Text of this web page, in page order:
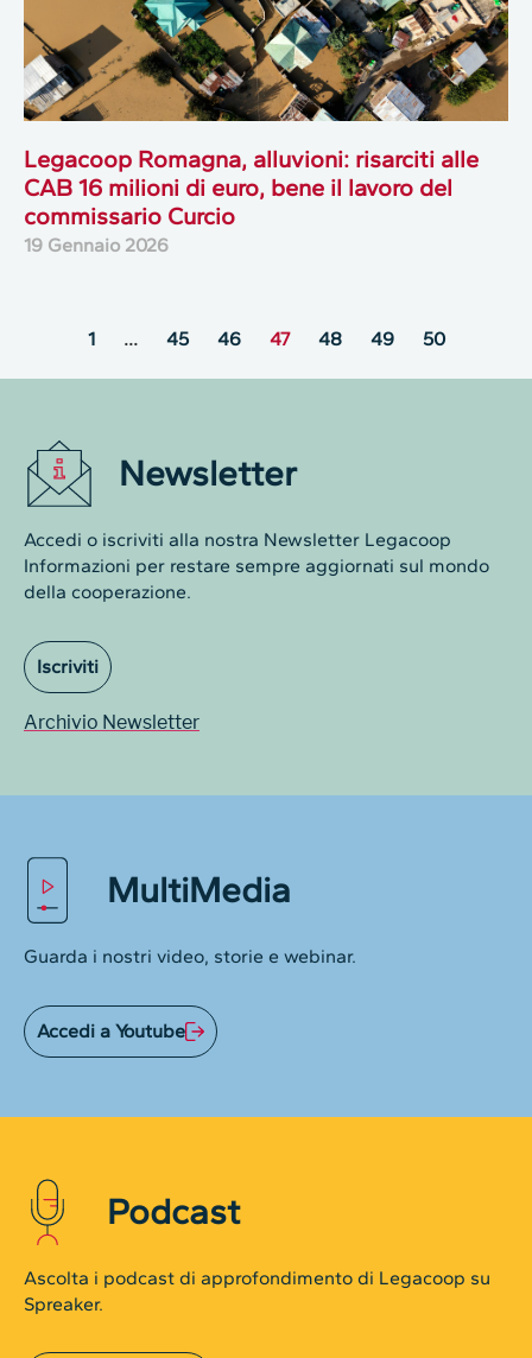
Legacoop Romagna, alluvioni: risarciti alle
CAB 16 milioni di euro, bene il lavoro del
commissario Curcio
19 Gennaio 2026
1 … 45 46 47 48 49 50
Newsletter
Accedi o iscriviti alla nostra Newsletter Legacoop
Informazioni per restare sempre aggiornati sul mondo
della cooperazione.
Iscriviti
Archivio Newsletter
MultiMedia
Guarda i nostri video, storie e webinar.
Accedi a Youtube
Podcast
Ascolta i podcast di approfondimento di Legacoop su
Spreaker.